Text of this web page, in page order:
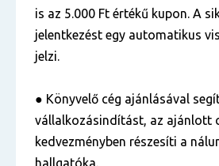
is az 5.000 Ft értékű kupon. A
jelentkezést egy automatikus
jelzi.
● Könyvelő cég ajánlásával
vállalkozásindítást, az ajánlott
kedvezményben részesíti a
hallgatóka.